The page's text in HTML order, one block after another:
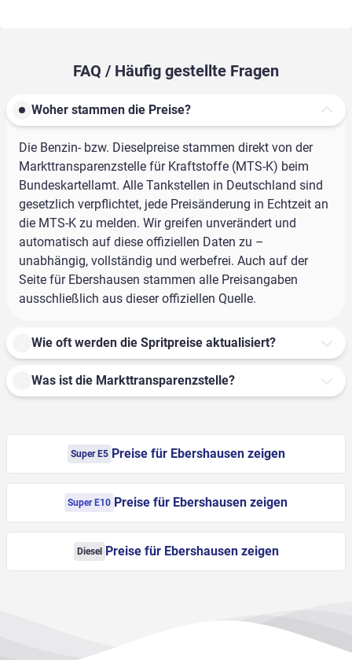
FAQ / Häufig gestellte Fragen
Woher stammen die Preise?
Die Benzin- bzw. Dieselpreise stammen direkt von der
Markttransparenzstelle für Kraftstoffe (MTS-K) beim
Bundeskartellamt. Alle Tankstellen in Deutschland sind
gesetzlich verpflichtet, jede Preisänderung in Echtzeit an
die MTS-K zu melden. Wir greifen unverändert und
automatisch auf diese offiziellen Daten zu –
unabhängig, vollständig und werbefrei. Auch auf der
Seite für Ebershausen stammen alle Preisangaben
ausschließlich aus dieser offiziellen Quelle.
Wie oft werden die Spritpreise aktualisiert?
Was ist die Markttransparenzstelle?
Super E5 Preise für Ebershausen zeigen
Super E10 Preise für Ebershausen zeigen
Diesel Preise für Ebershausen zeigen